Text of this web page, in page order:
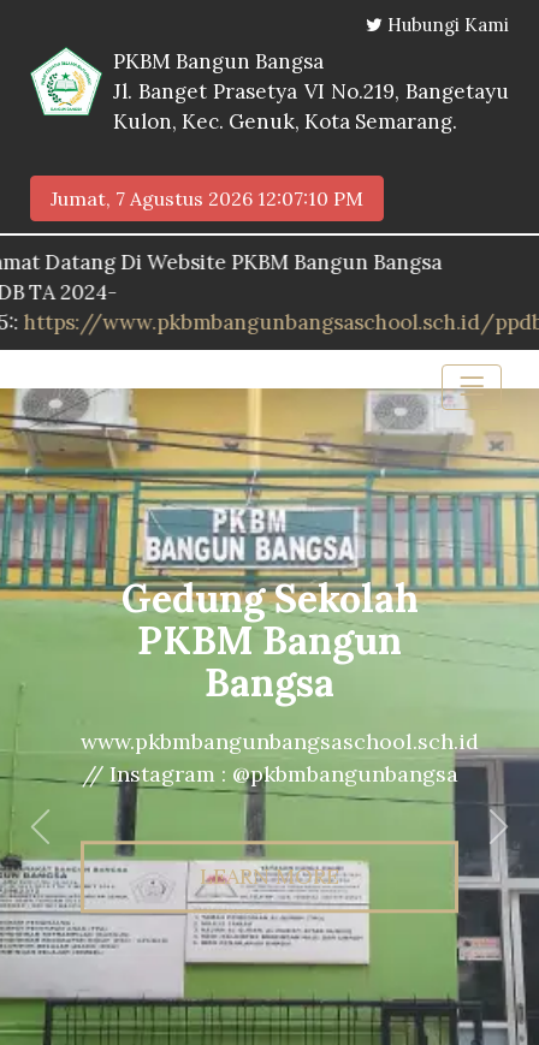
Hubungi Kami
PKBM Bangun Bangsa
Jl. Banget Prasetya VI No.219, Bangetayu
Kulon, Kec. Genuk, Kota Semarang.
Jumat, 7 Agustus 2026 12:07:11 PM
Di Website PKBM Bangun Bangsa
www.pkbmbangunbangsaschool.sch.id/ppdb
Gedung Sekolah
PKBM Bangun
Bangsa
www.pkbmbangunbangsaschool.sch.id
// Instagram : @pkbmbangunbangsa
LEARN MORE
Previous